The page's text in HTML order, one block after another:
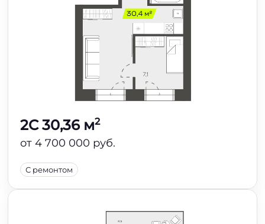
2C 30,36 м2
от 4 700 000 руб.
С ремонтом